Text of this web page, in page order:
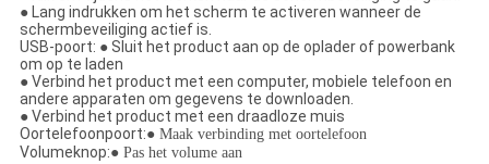
● Lang indrukken om het scherm te activeren wanneer de
schermbeveiliging actief is.
USB-poort: ● Sluit het product aan op de oplader of powerbank
om op te laden
● Verbind het product met een computer, mobiele telefoon en
andere apparaten om gegevens te downloaden.
● Verbind het product met een draadloze muis
Oortelefoonpoort:● Maak verbinding met oortelefoon
Volumeknop:● Pas het volume aan